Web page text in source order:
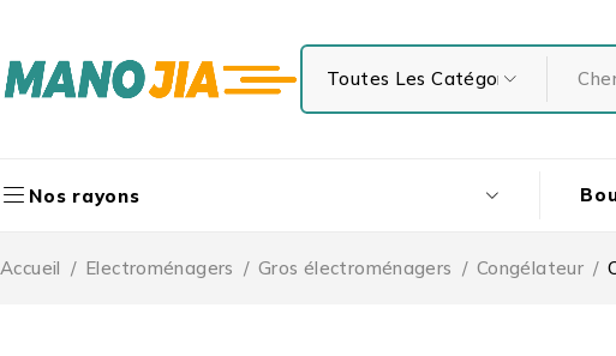
Nos rayons
Accueil / Electroménagers / Gros électroménagers / Congélateur /